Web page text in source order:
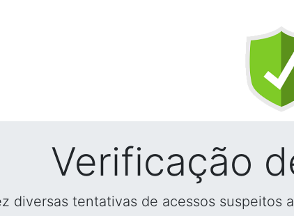
Verificação
diversas tentativas de acessos suspeitos